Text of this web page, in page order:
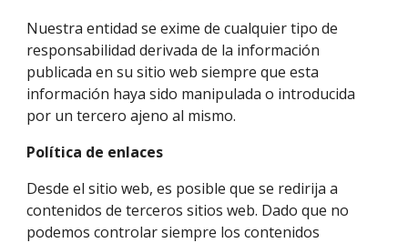
Nuestra entidad se exime de cualquier tipo de
responsabilidad derivada de la información
publicada en su sitio web siempre que esta
información haya sido manipulada o introducida
por un tercero ajeno al mismo.
Política de enlaces
Desde el sitio web, es posible que se redirija a
contenidos de terceros sitios web. Dado que no
podemos controlar siempre los contenidos